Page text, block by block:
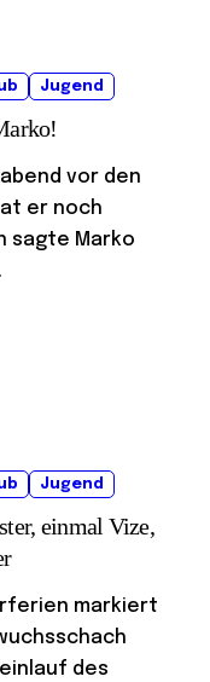
Jugend
vor den
er noch
sagte Marko
Jugend
einmal Vize,
markiert
des